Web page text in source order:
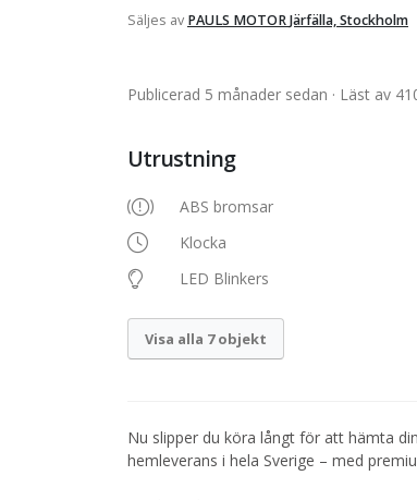
Säljes av PAULS MOTORJärfälla, Stockholm
Publicerad 5 månader sedan · Läst av
Utrustning
ABS bromsar
Klocka
LED Blinkers
Visa alla 7 objekt
Nu slipper du köra långt för att hämta
hemleverans i hela Sverige – med